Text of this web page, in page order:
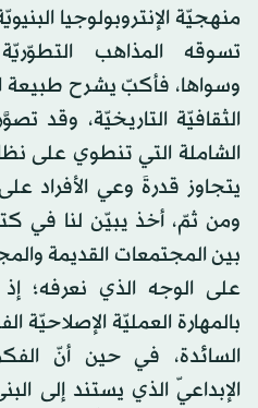
منهجيّة الإنتروبولوجيا
تسوقه المذاهب التطوّريّة
وسواها، فأكبّ يشرح طبيعة
الثقافيّة التاريخيّة، وقد
الشاملة التي تنطوي على
يتجاوز قدرةَ وعي الأفراد
ومن ثمّ، أخذ يبيّن لنا في
بين المجتمعات القديمة
على الوجه الذي نعرفه؛
بالمهارة العمليّة الإصلاحيّة
السائدة، في حين أنّ
الإبداعيّ الذي يستند إلى